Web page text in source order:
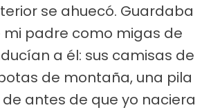
se ahuecó. Guardaba
mi padre como migas de
a él: sus camisas de
de montaña, una pila
antes de que yo naciera